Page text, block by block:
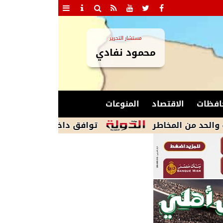
مستشار التحرير
محمود نفادي
الاقتصاد
المنوعات
توافق داخل وفد المنوفية على